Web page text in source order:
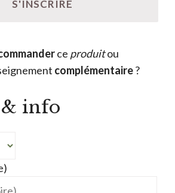
ce produitou
complémentaire?
& info